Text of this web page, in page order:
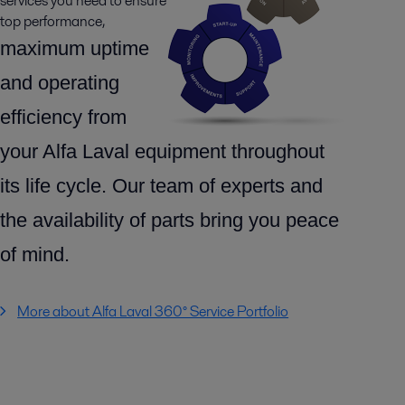
top performance,
maximum uptime
and operating
efficiency from
your Alfa Laval equipment throughout
its life cycle. Our team of experts and
the availability of parts bring you peace
of mind.
More about Alfa Laval 360° Service Portfolio